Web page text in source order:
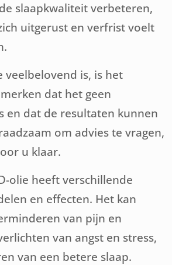
slaapkwaliteit verbeteren,
uitgerust en verfrist voelt
veelbelovend is, is het
dat het geen
en dat de resultaten kunnen
om advies te vragen,
u klaar.
olie heeft verschillende
en effecten. Het kan
van pijn en
van angst en stress,
van een betere slaap.